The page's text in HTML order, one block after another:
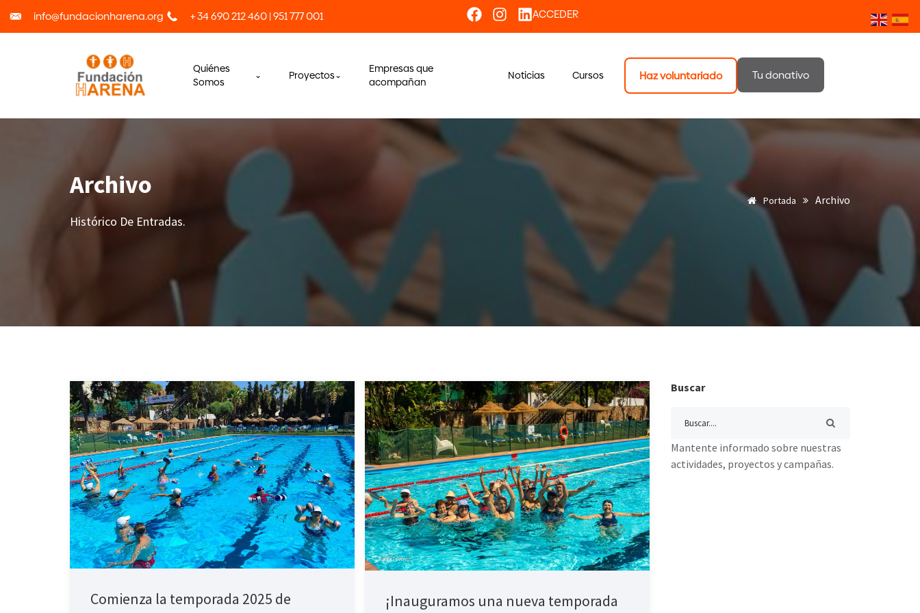
info@fundacionharena.org + 34 690 212 460 | 951 777 001 ACCEDER
Quiénes
Somos
Proyectos
Empresas que
acompañan
Noticias Cursos Haz voluntariado Tu donativo
Archivo
Histórico De Entradas.
Portada Archivo
Comienza la temporada 2025 de
¡Inauguramos una nueva temporada
Buscar
Mantente informado sobre nuestras
actividades, proyectos y campañas.